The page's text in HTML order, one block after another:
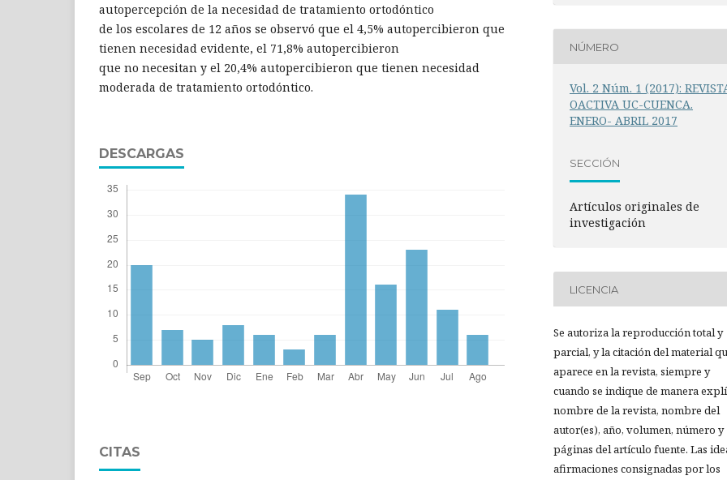
autopercepción de la necesidad de tratamiento ortodóntico
de los escolares de 12 años se observó que el 4,5% autopercibieron que
tienen necesidad evidente, el 71,8% autopercibieron
que no necesitan y el 20,4% autopercibieron que tienen necesidad
moderada de tratamiento ortodóntico.
DESCARGAS
CITAS
NÚMERO
Vol. 2 Núm. 1 (2017):
OACTIVA UC-CUENCA.
ENERO- ABRIL 2017
SECCIÓN
Artículos originales de
investigación
LICENCIA
Se autoriza la reproducción total y
parcial, y la citación del material
aparece en la revista, siempre y
cuando se indique de manera
nombre de la revista, nombre del
autor(es), año, volumen, número y
páginas del artículo fuente. Las
afirmaciones consignadas por los